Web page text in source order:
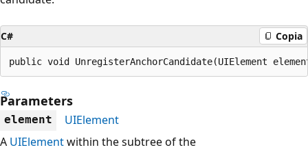
C# Copia
public void UnregisterAnchorCandidate(UIElement
Parameters
element
UIElement
A UIElementwithin the subtree of the